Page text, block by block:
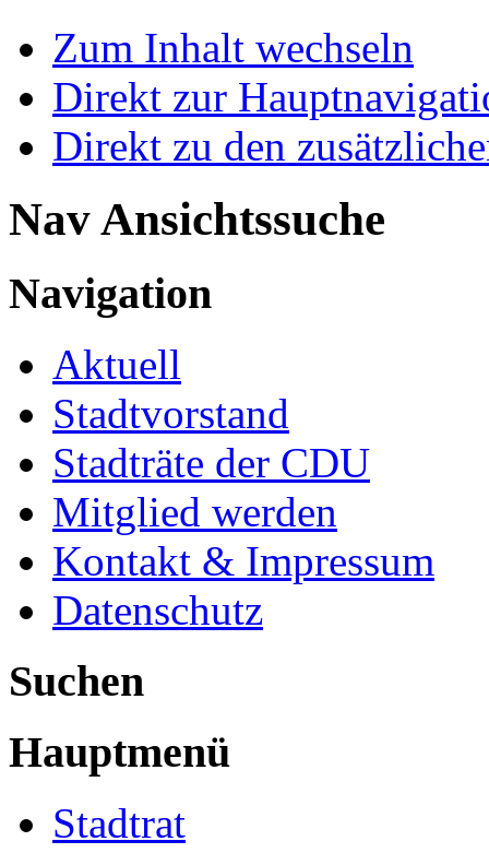
Zum Inhalt wechseln
Direkt zur
Direkt zu den
Nav Ansichtssuche
Navigation
Aktuell
Stadtvorstand
Stadträte der CDU
Mitglied werden
Kontakt & Impressum
Datenschutz
Suchen
Hauptmenü
Stadtrat